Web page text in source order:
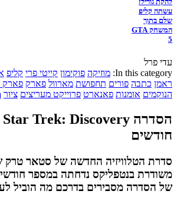
עשתה קליפ
שלם בתוך
המשחק GTA
5
עדי פרל
In this category: מוזיקה פוקימון קייטי פרי קליפ
ראמן כתבה פורים תחפושת מארוול פארק פארק
הנוקמים אומנות פאנארט פרוייקט מעריצים ציור
חודשים
סדרת הטלוויזיה החדשה של סטאר טרק
משודרת בנטפליקס נדחתה במספר
של הסדרה מסבירים בדרכם מה הוביל